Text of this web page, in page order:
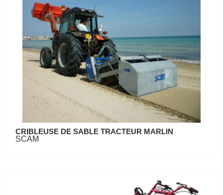
CRIBLEUSE DE SABLE TRACTEUR MARLIN
SCAM